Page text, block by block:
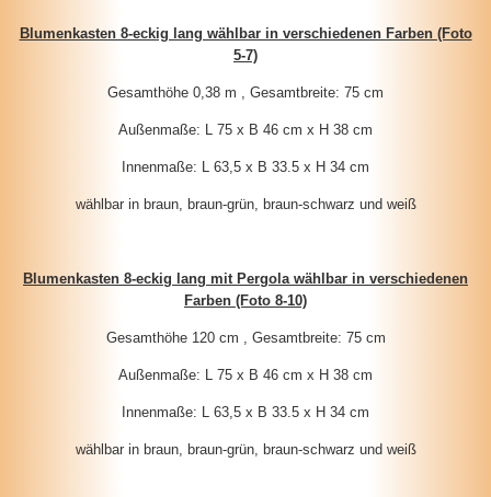
Blumenkasten 8-eckig lang wählbar in verschiedenen Farben (Foto
5-7)
Gesamthöhe 0,38 m , Gesamtbreite: 75 cm
Außenmaße: L 75 x B 46 cm x H 38 cm
Innenmaße: L 63,5 x B 33.5 x H 34 cm
wählbar in braun, braun-grün, braun-schwarz und weiß
Blumenkasten 8-eckig lang mit Pergola wählbar in verschiedenen
Farben (Foto 8-10)
Gesamthöhe 120 cm , Gesamtbreite: 75 cm
Außenmaße: L 75 x B 46 cm x H 38 cm
Innenmaße: L 63,5 x B 33.5 x H 34 cm
wählbar in braun, braun-grün, braun-schwarz und weiß